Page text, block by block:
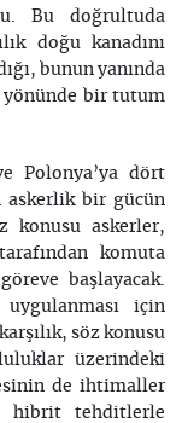
Bu doğrultuda
doğu kanadını
bunun yanında
yönünde bir tutum
Polonya’ya dört
askerlik bir gücün
konusu askerler,
komuta
başlayacak.
için
söz konusu
üzerindeki
de ihtimaller
hibrit tehditlerle